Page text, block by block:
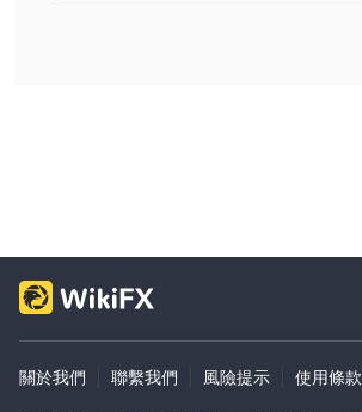
關於我們 聯繫我們 風險提示 使用條款